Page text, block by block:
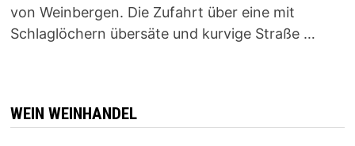
von Weinbergen. Die Zufahrt über eine mit
Schlaglöchern übersäte und kurvige Straße …
WEIN WEINHANDEL